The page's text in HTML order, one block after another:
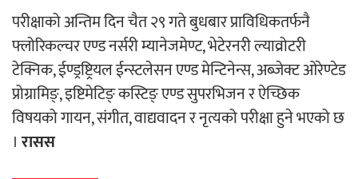
परीक्षाको अन्तिम दिन चैत २९ गते बुधबार प्राविधिकतर्फनै
फ्लोरिकल्चर एण्ड नर्सरी म्यानेजमेण्ट, भेटेरनरी ल्याव्रोटरी
टेक्निक, ईण्ड्रष्ट्रियल ईन्स्टलेसन एण्ड मेन्टिनेन्स, अब्जेक्ट ओरेण्टेड
प्रोग्रामिङ्, इष्टिमेटिङ् कस्टिङ् एण्ड सुपरभिजन र ऐच्छिक
विषयको गायन, संगीत, वाद्यवादन र नृत्यको परीक्षा हुने भएको छ
।रासस